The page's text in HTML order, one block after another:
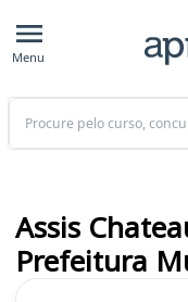
Menu
Buscar
Assis
Prefeitura